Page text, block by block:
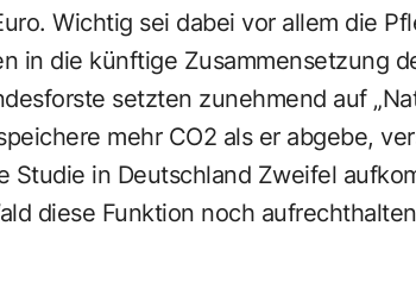
Wichtig sei dabei vor allem die
in die künftige Zusammensetzung
setzten zunehmend auf
mehr CO2 als er abgebe,
Studie in Deutschland Zweifel
diese Funktion noch